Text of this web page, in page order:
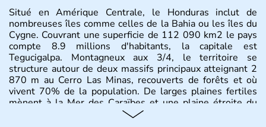
Situé en Amérique Centrale, le Honduras inclut de
nombreuses îles comme celles de la Bahia ou les îles du
Cygne. Couvrant une superficie de 112 090 km2 le pays
compte 8.9 millions d'habitants, la capitale est
Tegucigalpa. Montagneux aux 3/4, le territoire se
structure autour de deux massifs principaux atteignant 2
870 m au Cerro Las Minas, recouverts de forêts et où
vivent 70% de la population. De larges plaines fertiles
mènent à la Mer des Caraïbes et une plaine étroite du